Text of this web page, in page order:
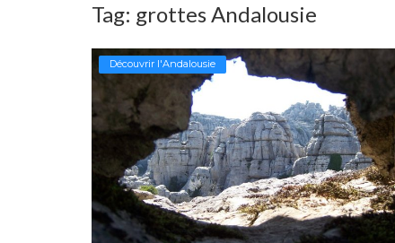
Andalousie
Immobilière
Décoration
Á propos de nous
Tag: grottes Andalousie
Découvrir l'Andalousie